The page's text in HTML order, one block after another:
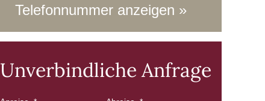
Telefonnummer anzeigen
+43 5243 4394
Unverbindliche Anfrage